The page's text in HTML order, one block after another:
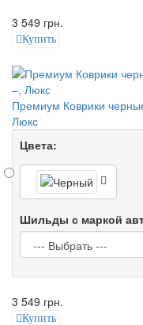
3 549 грн.
Купить
Премиум Коврики
Люкс
Цвета:
Шильды с маркой
3 549 грн.
Купить